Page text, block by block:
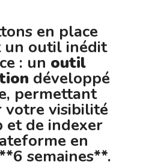
en place
un outil inédit
: un outil
développé
permettant
votre visibilité
et de indexer
en
semaines**.